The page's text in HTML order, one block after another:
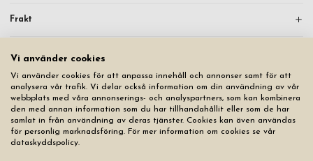
Frakt
Vi använder cookies
Vi använder cookies för att anpassa innehåll och annonser samt för att
analysera vår trafik. Vi delar också information om din användning av vår
webbplats med våra annonserings- och analyspartners, som kan kombinera
den med annan information som du har tillhandahållit eller som de har
samlat in från användning av deras tjänster. Cookies kan även användas
för personlig marknadsföring. För mer information om cookies se vår
dataskyddspolicy.